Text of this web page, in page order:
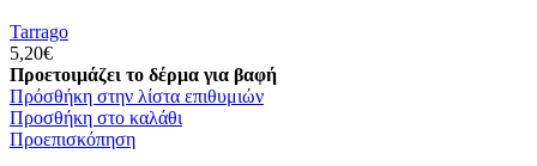
Tarrago
5,20€
Προετοιμάζει το δέρμα για βαφή
Πρόσθήκη στην λίστα επιθυμιών
Προσθήκη στο καλάθι
Προεπισκόπηση